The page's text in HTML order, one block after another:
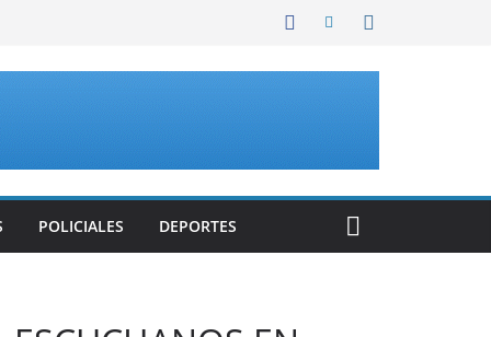
POLICIALES DEPORTES